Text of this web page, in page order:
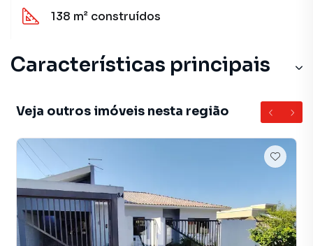
138 m² construídos
Características principais
Aquecimento Solar
Porcelanato
Piso Laminado
Veja outros imóveis nesta região